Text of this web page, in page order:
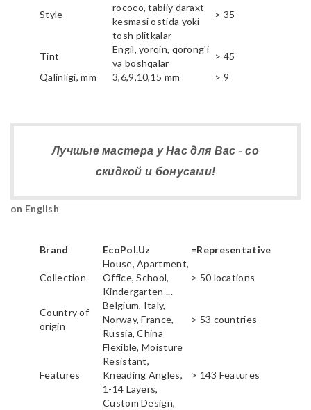
Style
rococo, tabiiy daraxt
kesmasi ostida yoki
tosh plitkalar
> 35
Tint
Engil, yorqin, qorong'i
va boshqalar
> 45
Qalinligi, mm
3,6,9,10,15 mm > 9
Лучшые мастера у Нас для Вас - со
скидкой и бонусами!
on English
Brand EcoPol.Uz =Representative
Collection
House, Apartment,
Office, School,
Kindergarten ...
> 50 locations
Country of
origin
Belgium, Italy,
Norway, France,
Russia, China
> 53 countries
Features
Flexible, Moisture
Resistant,
Kneading Angles,
1-14 Layers,
Custom Design,
> 143 Features